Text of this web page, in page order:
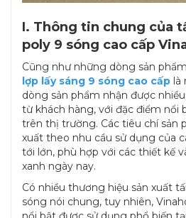
I. Thông tin chung của
poly 9 sóng cao cấp
Cũng như những dòng sản
lợp lấy sáng 9 sóng cao cấp là
dòng sản phẩm nhận được
từ khách hàng, với đặc điểm nổi
trên thị trường. Các tiêu chí sản
xuất theo nhu cầu sử dụng của
tới lớn, phù hợp với các thiết kế
xanh ngày nay.
Có nhiều thương hiệu sản xuất
sóng nói chung, tuy nhiên,